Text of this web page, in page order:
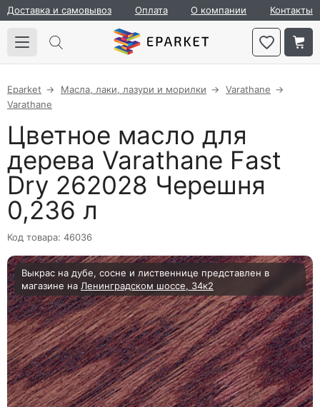
Доставка и самовывоз Оплата О компании Контакты
Eparket Масла, лаки, лазури и морилки
Varathane
Varathane
Цветное масло для
дерева Varathane Fast
Dry 262028 Черешня
0,236 л
Код товара: 46036
Выкрас на дубе, сосне и лиственнице представлен в
магазине на Ленинградском шоссе, 34к2